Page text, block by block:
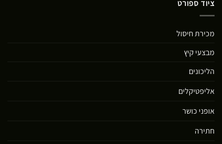
ציוד ספורט
מכירת חיסול
מבצעי קיץ
הליכונים
אליפטיקלים
אופני כושר
חתירה